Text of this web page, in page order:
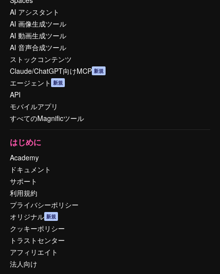
AI アシスタント
AI 画像生成ツール
AI 動画生成ツール
AI 音声合成ツール
ストックコンテンツ
Claude/ChatGPT向けMCP 新規
エージェント 新規
API
モバイルアプリ
すべてのMagnificツール
はじめに
Academy
ドキュメント
サポート
利用規約
プライバシーポリシー
オリジナル 新規
クッキーポリシー
トラストセンター
アフィリエイト
法人向け